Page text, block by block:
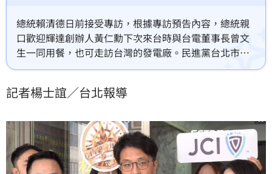
總統賴清德日前接受專訪，根據專訪預告內容，總統親
口歡迎輝達創辦人黃仁勳下次來台時與台電董事長曾文
生一同用餐，也可走訪台灣的發電廠。民進黨台北市長
參選人沈伯洋今（5）日表示，他認為這是很好的事情，
是黃仁勳，任何來台投資的廠商只要有疑問都可以做說
記者楊士誼／台北報導